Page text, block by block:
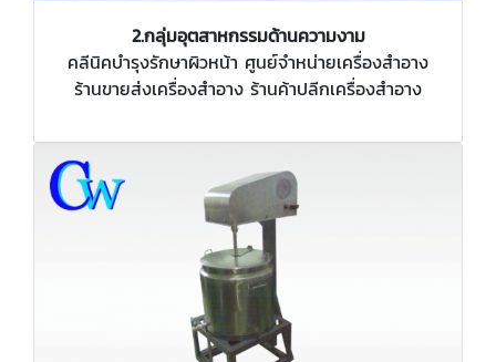
2.กลุ่มอุตสาหกรรมด้านความงาม
คลีนิคบำรุงรักษาผิวหน้า ศูนย์จำหน่ายเครื่องสำอาง
ร้านขายส่งเครื่องสำอาง ร้านค้าปลีกเครื่องสำอาง